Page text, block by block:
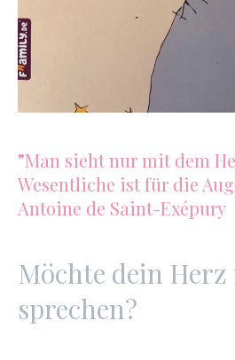
"Man sieht nur mit dem
Wesentliche ist für die
Antoine de Saint-Exépury
Möchte dein
sprechen?